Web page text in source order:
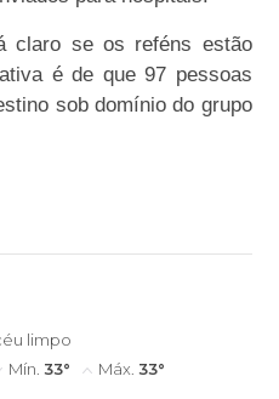
claro se os reféns estão
é de que 97 pessoas
sob domínio do grupo
limpo
Mín. 33° Máx. 33°